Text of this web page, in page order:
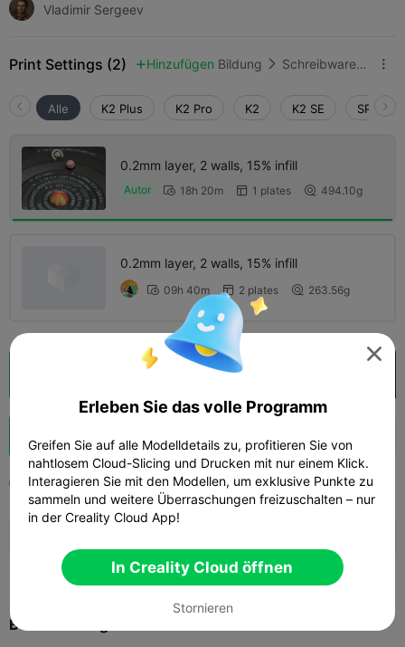
Vladimir Sergeev
Print Settings (2)  Hinzufügen Bildung  Schreibwaren & Lernwerkzeuge 
Alle K2 Plus K2 Pro K2 K2 SE SPARKX
0.2mm layer, 2 walls, 15% infill
Autor  18h 20m  1 plates  494.10g
0.2mm layer, 2 walls, 15% infill
 09h 40m  2 plates  263.56g
In Creality Cloud öffnen
Schub
 2025-08-11454 12
🚀 SPARKX i7 Series — Now Only $229
Beschreibung

Erleben Sie das volle Programm
Greifen Sie auf alle Modelldetails zu, profitieren Sie von
nahtlosem Cloud-Slicing und Drucken mit nur einem Klick.
Interagieren Sie mit den Modellen, um exklusive Punkte zu
sammeln und weitere Überraschungen freizuschalten – nur
in der Creality Cloud App!
In Creality Cloud öffnen
Stornieren